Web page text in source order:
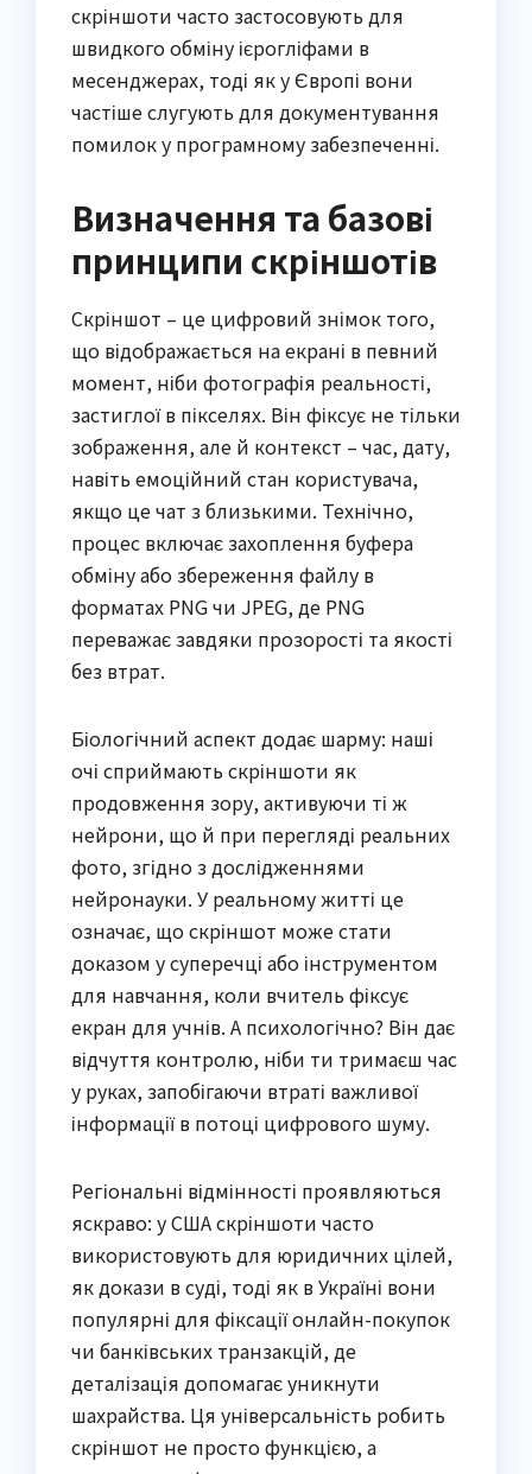
скріншоти часто застосовують для
швидкого обміну ієрогліфами в
месенджерах, тоді як у Європі вони
частіше слугують для документування
помилок у програмному забезпеченні.
Визначення та базові
принципи скріншотів
Скріншот – це цифровий знімок того,
що відображається на екрані в певний
момент, ніби фотографія реальності,
застиглої в пікселях. Він фіксує не тільки
зображення, але й контекст – час, дату,
навіть емоційний стан користувача,
якщо це чат з близькими. Технічно,
процес включає захоплення буфера
обміну або збереження файлу в
форматах PNG чи JPEG, де PNG
переважає завдяки прозорості та якості
без втрат.
Біологічний аспект додає шарму: наші
очі сприймають скріншоти як
продовження зору, активуючи ті ж
нейрони, що й при перегляді реальних
фото, згідно з дослідженнями
нейронауки. У реальному житті це
означає, що скріншот може стати
доказом у суперечці або інструментом
для навчання, коли вчитель фіксує
екран для учнів. А психологічно? Він дає
відчуття контролю, ніби ти тримаєш час
у руках, запобігаючи втраті важливої
інформації в потоці цифрового шуму.
Регіональні відмінності проявляються
яскраво: у США скріншоти часто
використовують для юридичних цілей,
як докази в суді, тоді як в Україні вони
популярні для фіксації онлайн-покупок
чи банківських транзакцій, де
деталізація допомагає уникнути
шахрайства. Ця універсальність робить
скріншот не просто функцією, а